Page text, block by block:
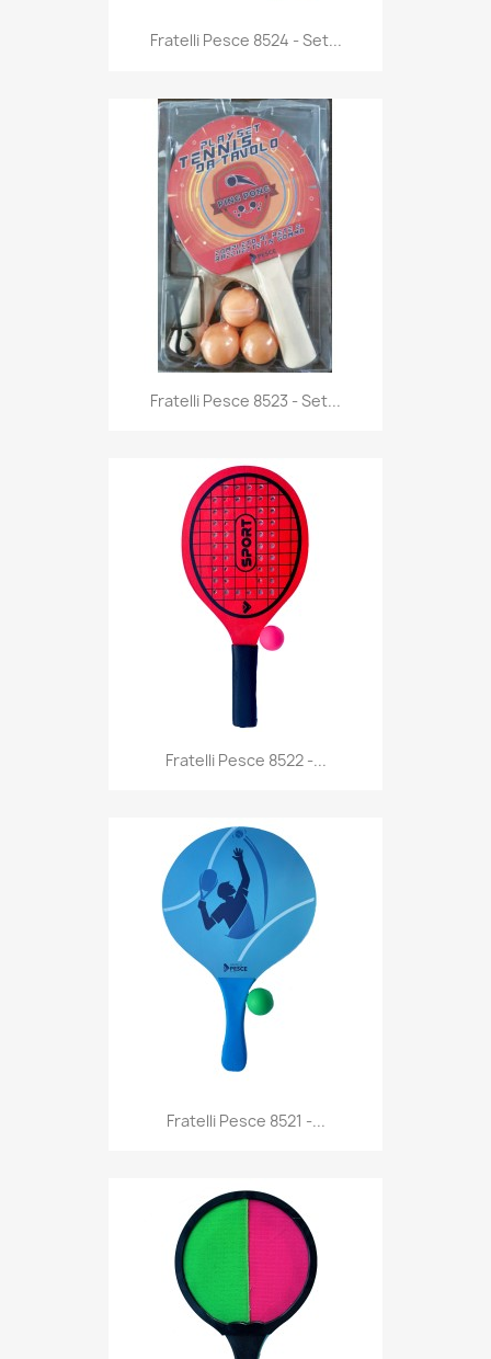
Anteprima
Fratelli Pesce 8524 - Set...
Anteprima
Fratelli Pesce 8523 - Set...
Anteprima
Fratelli Pesce 8522 -...
Anteprima
Fratelli Pesce 8521 -...